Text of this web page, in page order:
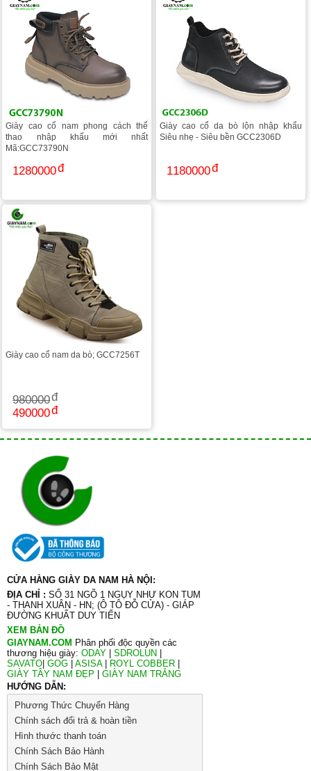
Giày cao cổ nam phong cách thể
thao nhập khẩu mới nhất
Mã:GCC73790N
1280000
Giày cao cổ da bò lộn nhập khẩu
Siêu nhẹ - Siêu bền GCC2306D
1180000
Giày cao cổ nam da bò; GCC7256T
980000
490000
CỬA HÀNG GIÀY DA NAM HÀ NỘI:
ĐỊA CHỈ : SỐ 31 NGÕ 1 NGỤY NHƯ KON TUM
- THANH XUÂN - HN; (Ô TÔ ĐỖ CỬA) - GIÁP
ĐƯỜNG KHUẤT DUY TIẾN
XEM BẢN ĐỒ
GIAYNAM.COM Phân phối độc quyền các
thương hiệu giày: ODAY SDROLUN
SAVATO GOG ASISA| ROYL COBBER
GIÀY TÂY NAM ĐẸP
GIÀY NAM TRẮNG
HƯỚNG DẪN:
Phương Thức Chuyển Hàng
Chính sách đổi trả & hoàn tiền
Hình thước thanh toán
Chính Sách Bảo Hành
Chính Sách Bảo Mật